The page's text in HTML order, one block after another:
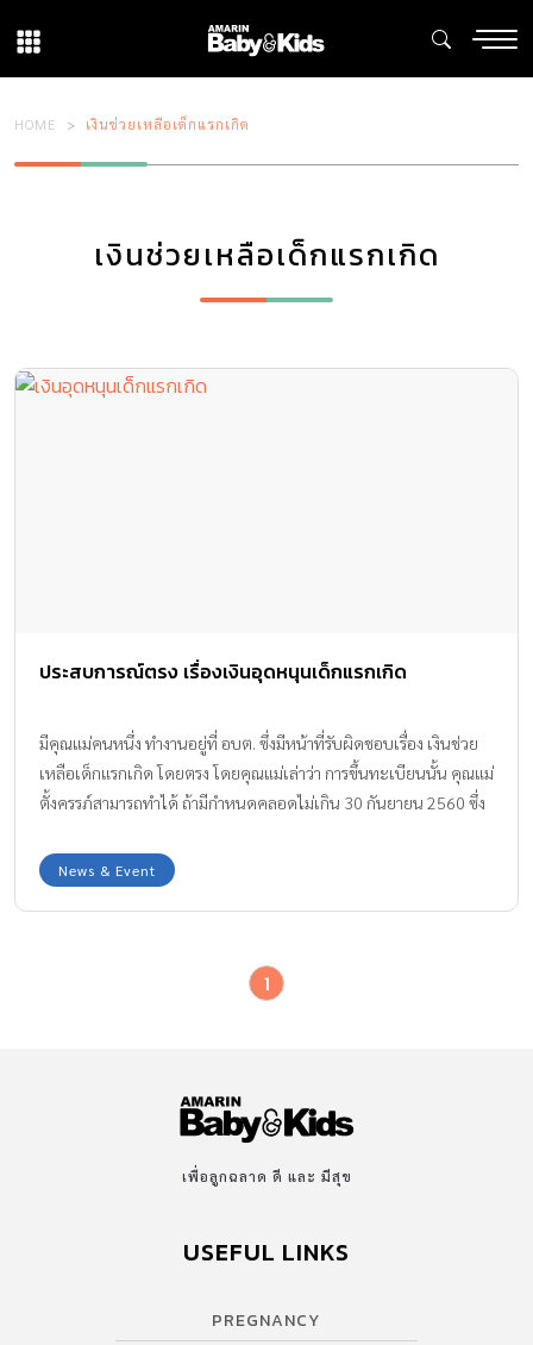
HOME เงินช่วยเหลือเด็กแรกเกิด
เงินช่วยเหลือเด็กแรกเกิด
ประสบการณ์ตรง เรื่องเงินอุดหนุนเด็กแรกเกิด
มีคุณแม่คนหนึ่ง ทำงานอยู่ที่ อบต. ซึ่งมีหน้าที่รับผิดชอบเรื่อง เงินช่วย
เหลือเด็กแรกเกิด โดยตรง โดยคุณแม่เล่าว่า การขึ้นทะเบียนนั้น คุณแม่
ตั้งครรภ์สามารถทำได้ ถ้ามีกำหนดคลอดไม่เกิน 30 กันยายน 2560 ซึ่ง
ก่อนได้News & Event
1
เพื่อลูกฉลาด ดี และ มีสุข
USEFUL LINKS
PREGNANCY